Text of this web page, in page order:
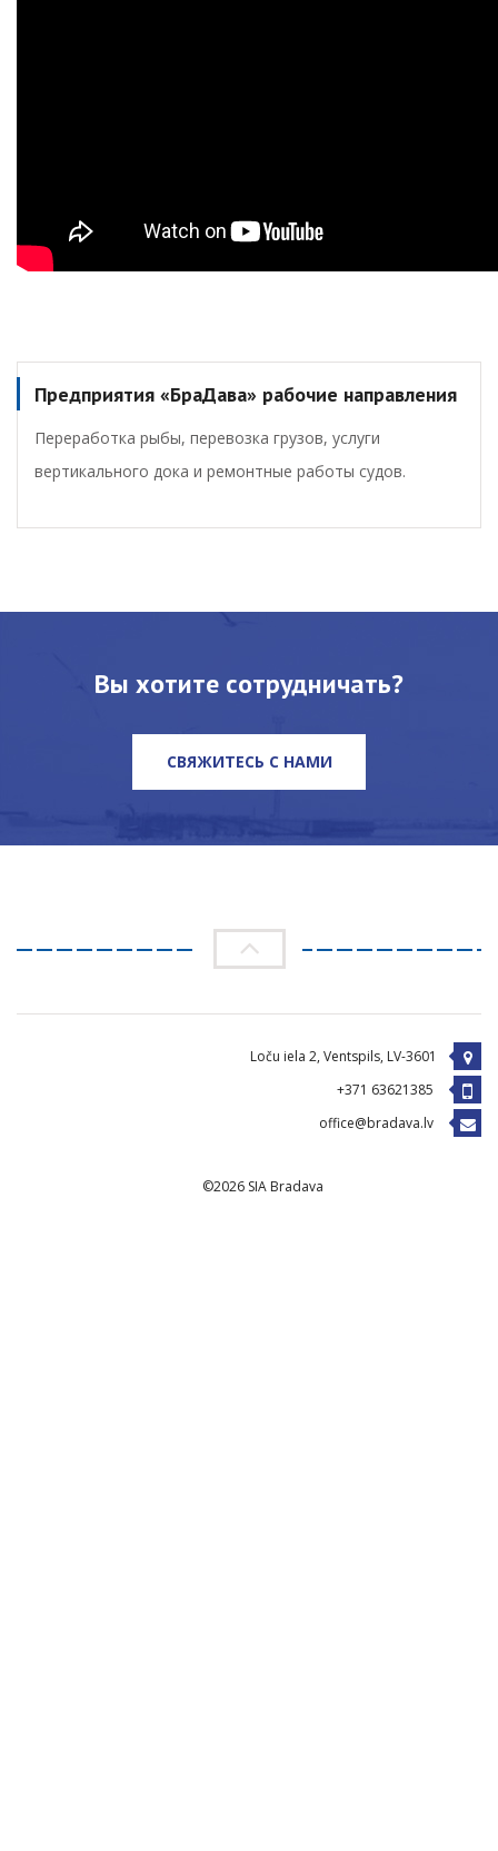
Предприятия «БраДава» рабочие направления
Переработка рыбы, перевозка грузов, услуги
вертикального дока и ремонтные работы судов.
Вы хотите сотрудничать?
СВЯЖИТЕСЬ С НАМИ
Loču iela 2, Ventspils, LV-3601
©2026 SIA Bradava
+371 63621385
office@bradava.lv